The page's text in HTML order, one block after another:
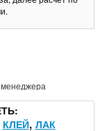
менеджера
КЛЕЙ ЛАК